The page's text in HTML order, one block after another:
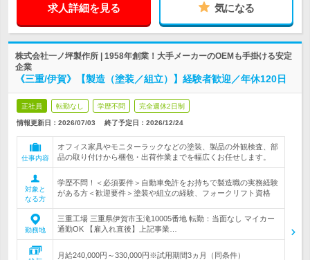
求人詳細を見る 気になる
株式会社一ノ坪製作所 | 1958年創業！大手メーカーのOEMも手掛ける安定
企業
《三重/伊賀》【製造（塗装／組立）】経験者歓迎／年休120日
正社員 転勤なし 学歴不問 完全週休2日制
情報更新日：2026/07/03 終了予定日： 2026/12/24
仕事内容
オフィス家具やモニターラックなどの塗装、製品の外観検査、部
品の取り付けから梱包・出荷作業までを幅広くお任せします。
対象と
なる方
学歴不問！＜必須要件＞自動車免許をお持ちで製造職の実務経験
がある方＜歓迎要件＞塗装や組立の経験、フォークリフト資格
勤務地
三重工場 三重県伊賀市玉滝10005番地 転勤：当面なし マイカー
通勤OK 【雇入れ直後】上記事業…
月給240,000円～330,000円※試用期間3ヵ月（同条件）